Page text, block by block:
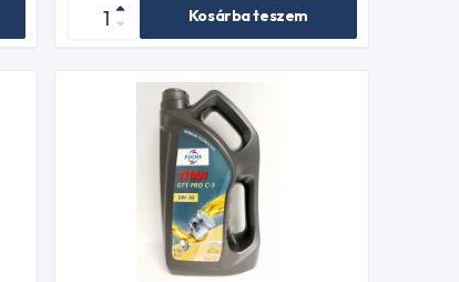
Kosárba teszem